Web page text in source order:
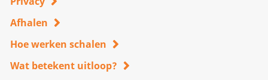
Afhalen
Hoe werken schalen
Wat betekent uitloop?